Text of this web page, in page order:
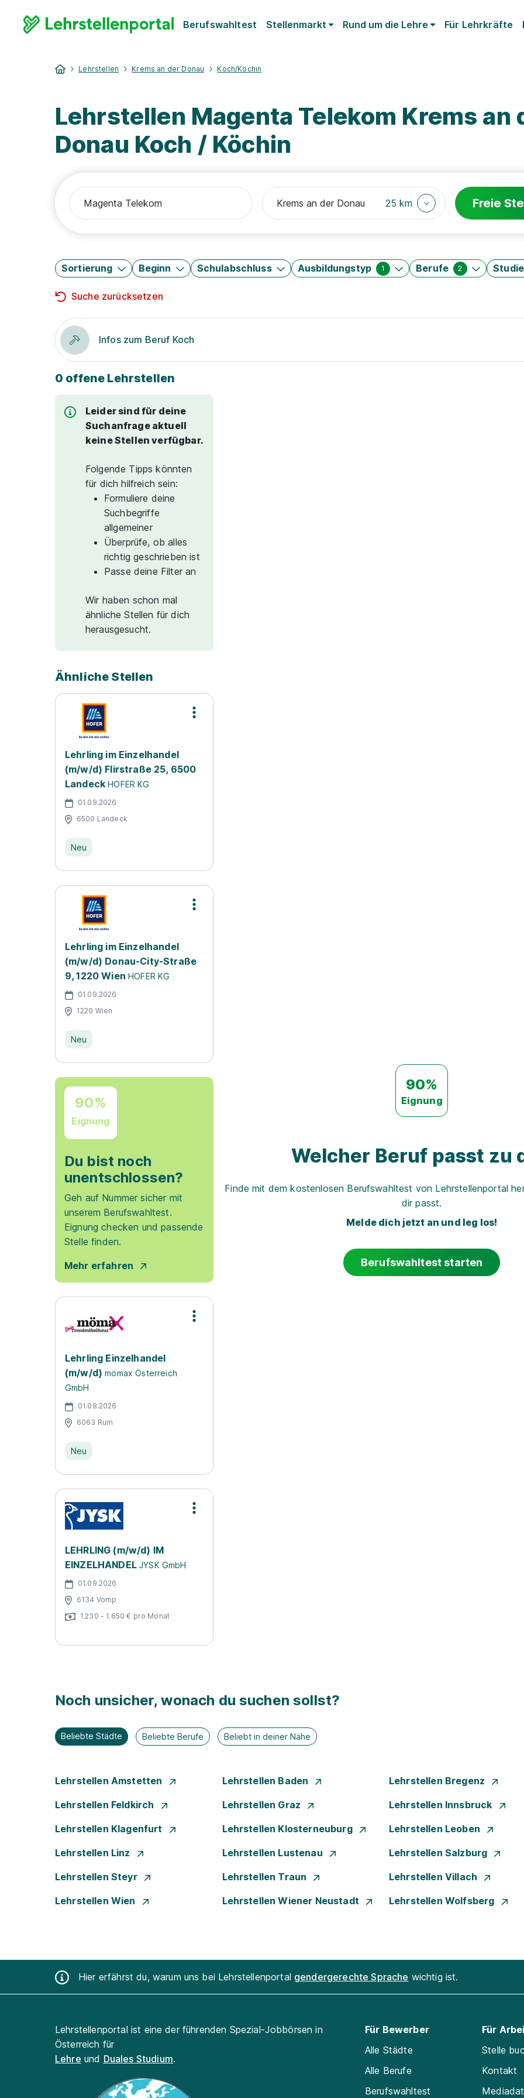
Berufswahltest Stellenmarkt Rund um die Lehre Für Lehrkräfte
Lehrstellen Krems an der Donau Koch/Köchin
Lehrstellen Magenta Telekom Krems an
Donau Koch / Köchin
25 km Freie
Sortierung Beginn Schulabschluss Ausbildungstyp 1 Berufe 2
Suche zurücksetzen
Infos zum Beruf Koch
0 offene Lehrstellen
Leider sind für deine
Suchanfrage aktuell
keine Stellen verfügbar.
Folgende Tipps könnten
für dich hilfreich sein:
Formuliere deine
Suchbegriffe
allgemeiner
Überprüfe, ob alles
richtig geschrieben ist
Passe deine Filter an
Wir haben schon mal
ähnliche Stellen für dich
herausgesucht.
Ähnliche Stellen
Lehrling im Einzelhandel
(m/w/d) Flirstraße 25, 6500
Landeck HOFER KG
01.09.2026
6500 Landeck
Neu
Lehrling im Einzelhandel
(m/w/d) Donau-City-Straße
9, 1220 Wien HOFER KG
01.09.2026
1220 Wien
Neu
90%
Eignung
Du bist noch
unentschlossen?
Geh auf Nummer sicher mit
unserem Berufswahltest.
Eignung checken und passende
Stelle finden.
Mehr erfahren
Lehrling Einzelhandel
(m/w/d) mömax Österreich
GmbH
01.08.2026
6063 Rum
Neu
LEHRLING (m/w/d) IM
EINZELHANDELJYSK GmbH
01.09.2026
6134 Vomp
1.230 - 1.650 € pro Monat
90%
Eignung
Welcher Beruf passt zu
Finde mit dem kostenlosen Berufswahltest von Lehrstellenportal
dir passt.
Melde dich jetzt an und leg los!
Berufswahltest starten
Noch unsicher, wonach du suchen sollst?
Beliebte Städte Beliebte Berufe Beliebt in deiner Nähe
Lehrstellen Amstetten Lehrstellen Baden Lehrstellen Bregenz
Lehrstellen Feldkirch Lehrstellen Graz Lehrstellen Innsbruck
Lehrstellen Klagenfurt Lehrstellen Klosterneuburg Lehrstellen Leoben
Lehrstellen Linz Lehrstellen Lustenau Lehrstellen Salzburg
Lehrstellen Steyr Lehrstellen Traun Lehrstellen Villach
Lehrstellen Wien Lehrstellen Wiener Neustadt Lehrstellen Wolfsberg
Hier erfährst du, warum uns bei Lehrstellenportal gendergerechte Sprache wichtig ist.
Lehrstellenportal ist eine der führenden Spezial-Jobbörsen in
Österreich für
Lehre und Duales Studium.
Für Bewerber
Alle Städte
Alle Berufe
Berufswahltest
Für
Stelle
Kontakt